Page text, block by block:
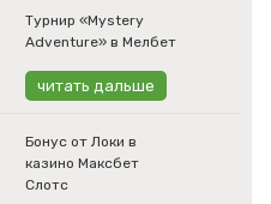
Турнир «Mystery
Adventure» в Мелбет
читать дальше
Бонус от Локи в
казино Максбет
Слотс